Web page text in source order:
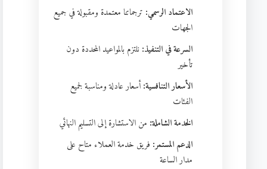
الاعتماد الرسمي: ترجماتنا معتمدة ومقبولة في جميع
الجهات
السرعة في التنفيذ: نلتزم بالمواعيد المحددة دون
تأخير
الأسعار التنافسية:أسعار عادلة ومناسبة لجميع
الفئات
الخدمة الشاملة: من الاستشارة إلى التسليم النهائي
الدعم المستمر: فريق خدمة العملاء متاح على
مدار الساعة